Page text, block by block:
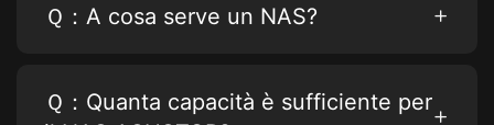
Ｑ：A cosa serve un NAS?
Ｑ：Quanta capacità è sufficiente per